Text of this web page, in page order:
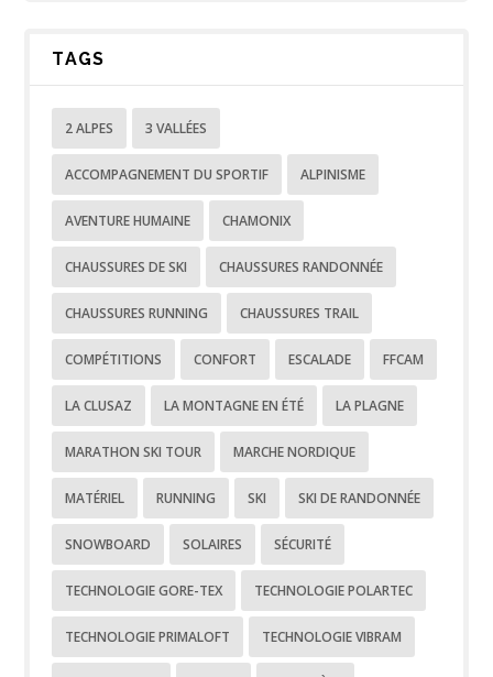
TAGS
2 ALPES 3 VALLÉES
ACCOMPAGNEMENT DU SPORTIF ALPINISME
AVENTURE HUMAINE CHAMONIX
CHAUSSURES DE SKI CHAUSSURES RANDONNÉE
CHAUSSURES RUNNING CHAUSSURES TRAIL
COMPÉTITIONS CONFORT ESCALADE FFCAM
LA CLUSAZ LA MONTAGNE EN ÉTÉ LA PLAGNE
MARATHON SKI TOUR MARCHE NORDIQUE
MATÉRIEL RUNNING SKI SKI DE RANDONNÉE
SNOWBOARD SOLAIRES SÉCURITÉ
TECHNOLOGIE GORE-TEX TECHNOLOGIE POLARTEC
TECHNOLOGIE PRIMALOFT TECHNOLOGIE VIBRAM